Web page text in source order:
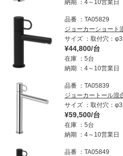
納期 4～10営業日
品番
TA05829
ジョーカーショート
サイズ
取付穴：
¥44,800/台
在庫
5台
納期
4～10営業日
品番
TA05839
ジョーカートール混
サイズ
取付穴：
¥59,500/台
在庫
5台
納期
4～10営業日
品番
TA05849